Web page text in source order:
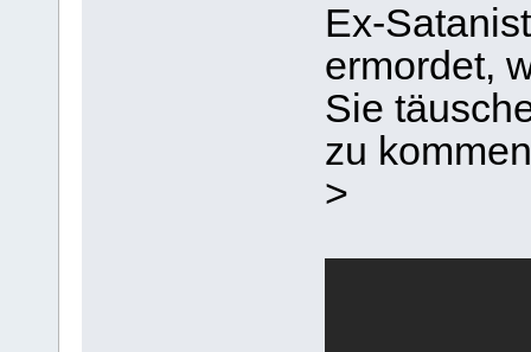
Ex-
ermordet,
Sie
zu
>